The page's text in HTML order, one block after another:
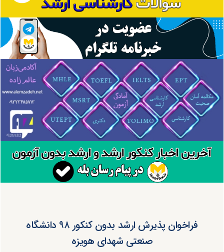
فراخوان پذیرش ارشد بدون کنکور ۹۸ دانشگاه
صنعتی شهدای هویزه